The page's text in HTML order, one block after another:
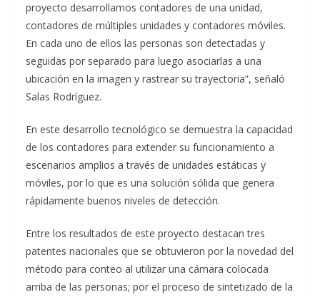
proyecto desarrollamos contadores de una unidad,
contadores de múltiples unidades y contadores móviles.
En cada uno de ellos las personas son detectadas y
seguidas por separado para luego asociarlas a una
ubicación en la imagen y rastrear su trayectoria”, señaló
Salas Rodríguez.
En este desarrollo tecnológico se demuestra la capacidad
de los contadores para extender su funcionamiento a
escenarios amplios a través de unidades estáticas y
móviles, por lo que es una solución sólida que genera
rápidamente buenos niveles de detección.
Entre los resultados de este proyecto destacan tres
patentes nacionales que se obtuvieron por la novedad del
método para conteo al utilizar una cámara colocada
arriba de las personas; por el proceso de sintetizado de la